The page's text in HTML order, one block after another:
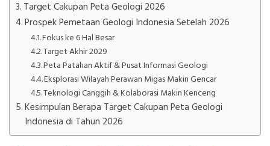
Target Cakupan Peta Geologi 2026
Prospek Pemetaan Geologi Indonesia Setelah 2026
Fokus ke 6 Hal Besar
Target Akhir 2029
Peta Patahan Aktif & Pusat Informasi Geologi
Eksplorasi Wilayah Perawan Migas Makin Gencar
Teknologi Canggih & Kolaborasi Makin Kenceng
Kesimpulan Berapa Target Cakupan Peta Geologi
Indonesia di Tahun 2026